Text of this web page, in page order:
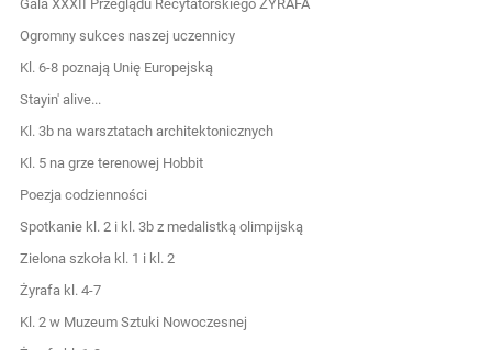
Gala XXXII Przeglądu Recytatorskiego ŻYRAFA
Ogromny sukces naszej uczennicy
Kl. 6-8 poznają Unię Europejską
Stayin' alive...
Kl. 3b na warsztatach architektonicznych
Kl. 5 na grze terenowej Hobbit
Poezja codzienności
Spotkanie kl. 2 i kl. 3b z medalistką olimpijską
Zielona szkoła kl. 1 i kl. 2
Żyrafa kl. 4-7
Kl. 2 w Muzeum Sztuki Nowoczesnej